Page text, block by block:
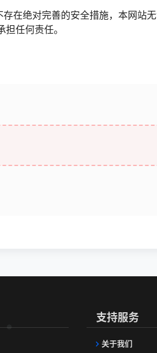
在绝对完善的安全措施，本网站
任何责任。
支持服务
关于我们